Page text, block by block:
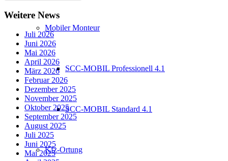
Mobiler Monteur
SCC-MOBIL Professionell 4.1
SCC-MOBIL Standard 4.1
Kfz-Ortung
Weitere News
Juli 2026
Juni 2026
Mai 2026
April 2026
März 2026
Februar 2026
Dezember 2025
November 2025
Oktober 2025
September 2025
August 2025
Juli 2025
Juni 2025
Mai 2025